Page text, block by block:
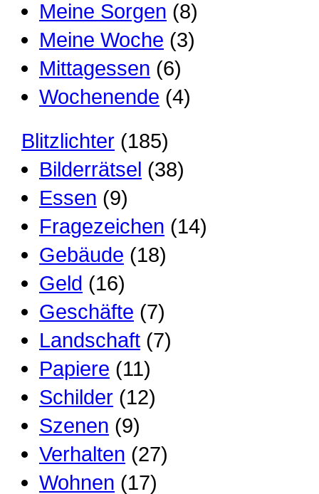
Meine Sorgen (8)
Meine Woche (3)
Mittagessen (6)
Wochenende (4)
Blitzlichter (185)
Bilderrätsel (38)
Essen (9)
Fragezeichen (14)
Gebäude (18)
Geld (16)
Geschäfte (7)
Landschaft (7)
Papiere (11)
Schilder (12)
Szenen (9)
Verhalten (27)
Wohnen (17)